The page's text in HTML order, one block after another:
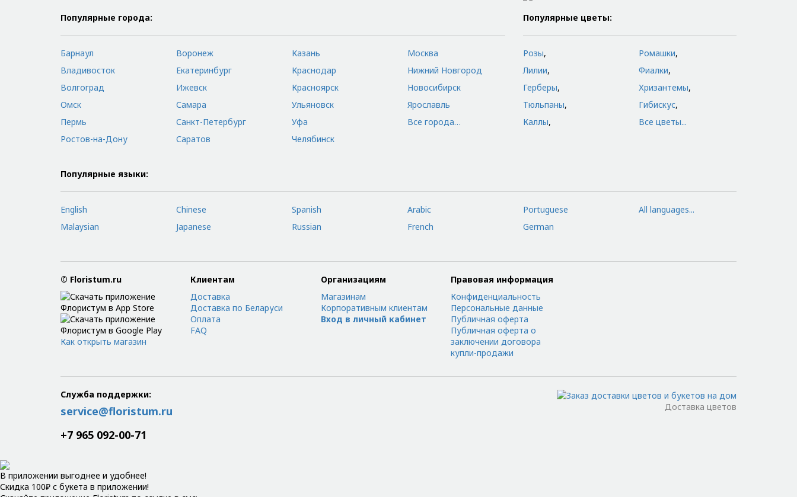
Популярные города:
Барнаул
Владивосток
Волгоград
Воронеж
Екатеринбург
Ижевск
Казань
Краснодар
Красноярск
Москва
Нижний Новгород
Новосибирск
Омск
Пермь
Ростов-на-Дону
Самара
Санкт-Петербург
Саратов
Ульяновск
Уфа
Челябинск
Ярославль
Все города…
Популярные цветы:
Розы,
Лилии,
Герберы,
Тюльпаны,
Каллы,
Ромашки,
Фиалки,
Хризантемы,
Гибискус,
Все цветы...
Популярные языки:
English
Malaysian
Chinese
Japanese
Spanish
Russian
Arabic
French
Portuguese
German
All languages...
© Floristum.ru
Как открыть магазин
Клиентам
Доставка
Доставка по Беларуси
Оплата
FAQ
Организациям
Магазинам
Корпоративным клиентам
Вход в личный кабинет
Правовая информация
Конфиденциальность
Персональные данные
Публичная оферта
Публичная оферта о
заключении договора
купли-продажи
Служба поддержки:
service@floristum.ru
+7 965 092-00-71
Доставка цветов
В приложении выгоднее и удобнее!
Скидка 100₽ с букета в приложении!